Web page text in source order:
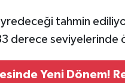
tahmin
derece seviyelerinde
Yeni Dönem!